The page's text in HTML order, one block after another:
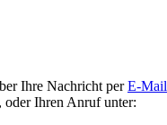
Ihre Nachricht perE-Mail
oder Ihren Anruf unter: